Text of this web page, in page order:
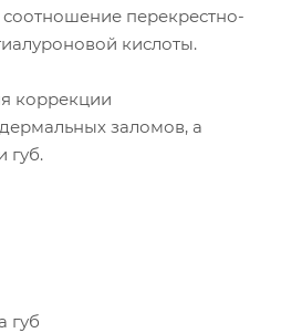
перекрестно-
кислоты.
коррекции
заломов, а
губ.
губ